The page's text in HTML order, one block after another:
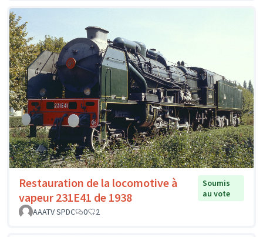
Restauration de la locomotive à
vapeur 231E41 de 1938
Soumis
au vote
AAATV SPDC
0 2